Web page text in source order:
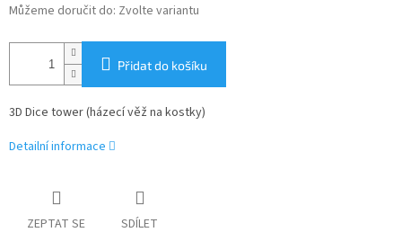
Můžeme doručit do: Zvolte variantu
Přidat do košíku
3D Dice tower (házecí věž na kostky)
Detailní informace
ZEPTAT SE SDÍLET